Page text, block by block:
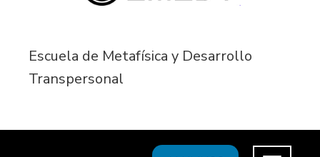
Escuela de Metafísica y Desarrollo
Transpersonal